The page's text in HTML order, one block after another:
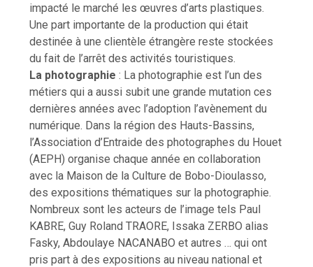
impacté le marché les œuvres d’arts plastiques.
Une part importante de la production qui était
destinée à une clientèle étrangère reste stockées
du fait de l’arrêt des activités touristiques.
La photographie: La photographie est l’un des
métiers qui a aussi subit une grande mutation ces
dernières années avec l’adoption l’avènement du
numérique. Dans la région des Hauts-Bassins,
l’Association d’Entraide des photographes du Houet
(AEPH) organise chaque année en collaboration
avec la Maison de la Culture de Bobo-Dioulasso,
des expositions thématiques sur la photographie.
Nombreux sont les acteurs de l’image tels Paul
KABRE, Guy Roland TRAORE, Issaka ZERBO alias
Fasky, Abdoulaye NACANABO et autres … qui ont
pris part à des expositions au niveau national et